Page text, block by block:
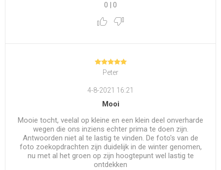
0 | 0
Peter
4-8-2021 16:21
Mooi
Mooie tocht, veelal op kleine en een klein deel onverharde
wegen die ons inziens echter prima te doen zijn.
Antwoorden niet al te lastig te vinden. De foto's van de
foto zoekopdrachten zijn duidelijk in de winter genomen,
nu met al het groen op zijn hoogtepunt wel lastig te
ontdekken